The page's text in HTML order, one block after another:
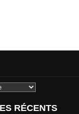
RÉCENTS